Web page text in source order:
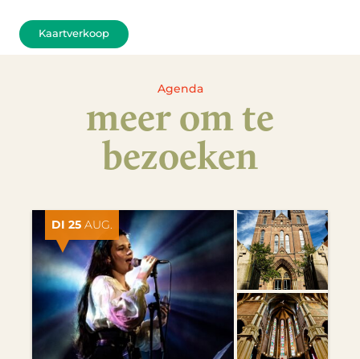
Kaartverkoop
Agenda
meer om te
bezoeken
DI 25 AUG.